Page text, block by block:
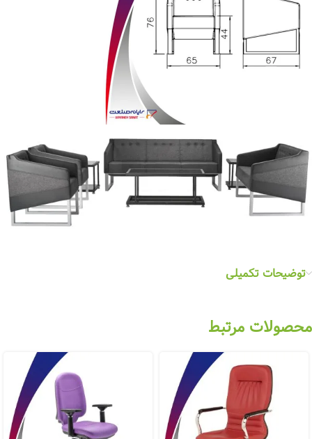
توضیحات تکمیلی
محصولات مرتبط